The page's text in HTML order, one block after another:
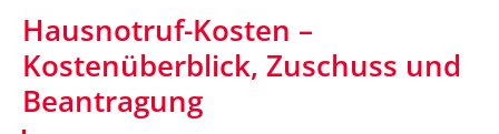
Hausnotruf-Kosten –
Kostenüberblick, Zuschuss und
Beantragung